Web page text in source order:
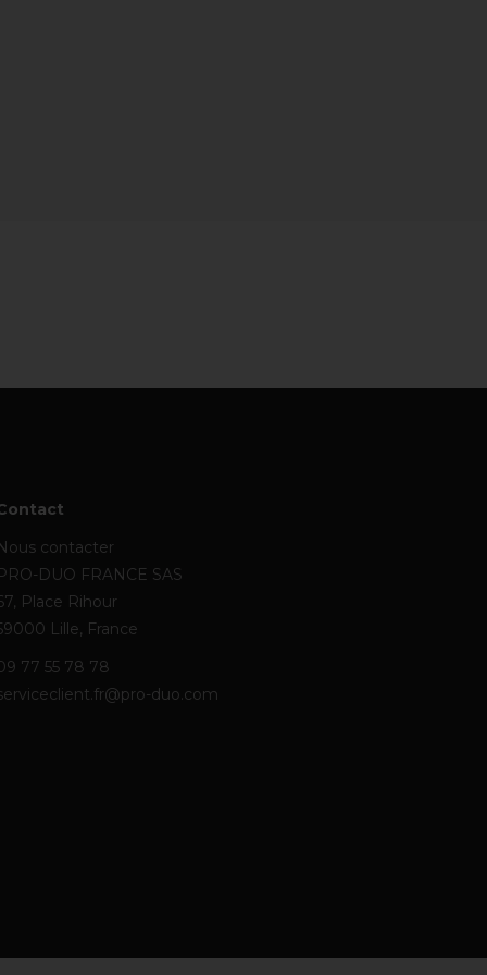
contacter
DUO FRANCE SAS
Place Rihour
Lille, France
77 55 78 78
duo.com